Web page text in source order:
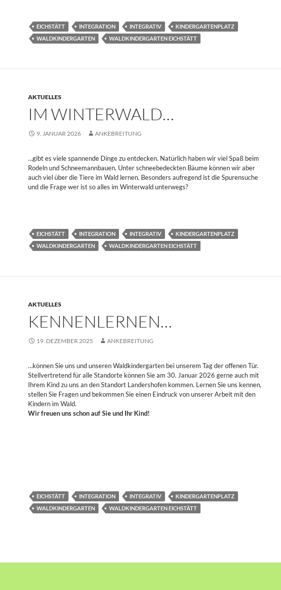
EICHSTÄTT INTEGRATION INTEGRATIV
KINDERGARTENPLATZ
WALDKINDERGARTEN
WALDKINDERGARTEN EICHSTÄTT
AKTUELLES
IM WINTERWALD…
9. JANUAR 2026 ANKEBREITUNG
…gibt es viele spannende Dinge zu entdecken. Natürlich haben wir viel Spaß beim
Rodeln und Schneemannbauen. Unter schneebedeckten Bäume können wir aber
auch viel über die Tiere im Wald lernen. Besonders aufregend ist die Spurensuche
und die Frage wer ist so alles im Winterwald unterwegs?
EICHSTÄTT INTEGRATION INTEGRATIV
KINDERGARTENPLATZ
WALDKINDERGARTEN
WALDKINDERGARTEN EICHSTÄTT
AKTUELLES
KENNENLERNEN…
19. DEZEMBER 2025 ANKEBREITUNG
…können Sie uns und unseren Waldkindergarten bei unserem Tag der offenen Tür.
Stellvertretend für alle Standorte können Sie am 30. Januar 2026 gerne auch mit
Ihrem Kind zu uns an den Standort Landershofen kommen. Lernen Sie uns kennen,
stellen Sie Fragen und bekommen Sie einen Eindruck von unserer Arbeit mit den
Kindern im Wald.
Wir freuen uns schon auf Sie und Ihr Kind!
EICHSTÄTT INTEGRATION INTEGRATIV
KINDERGARTENPLATZ
WALDKINDERGARTEN
WALDKINDERGARTEN EICHSTÄTT